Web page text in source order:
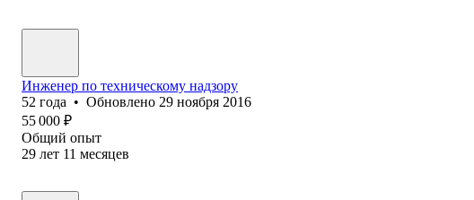
Инженер по техническому надзору
52 года • Обновлено 29 ноября 2016
55 000 ₽
Общий опыт
29 лет 11 месяцев